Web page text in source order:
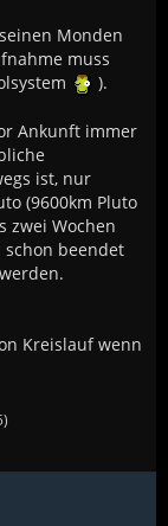
Monden
muss
).
Ankunft immer
ist, nur
(9600km Pluto
zwei Wochen
schon beendet
Kreislauf wenn
)